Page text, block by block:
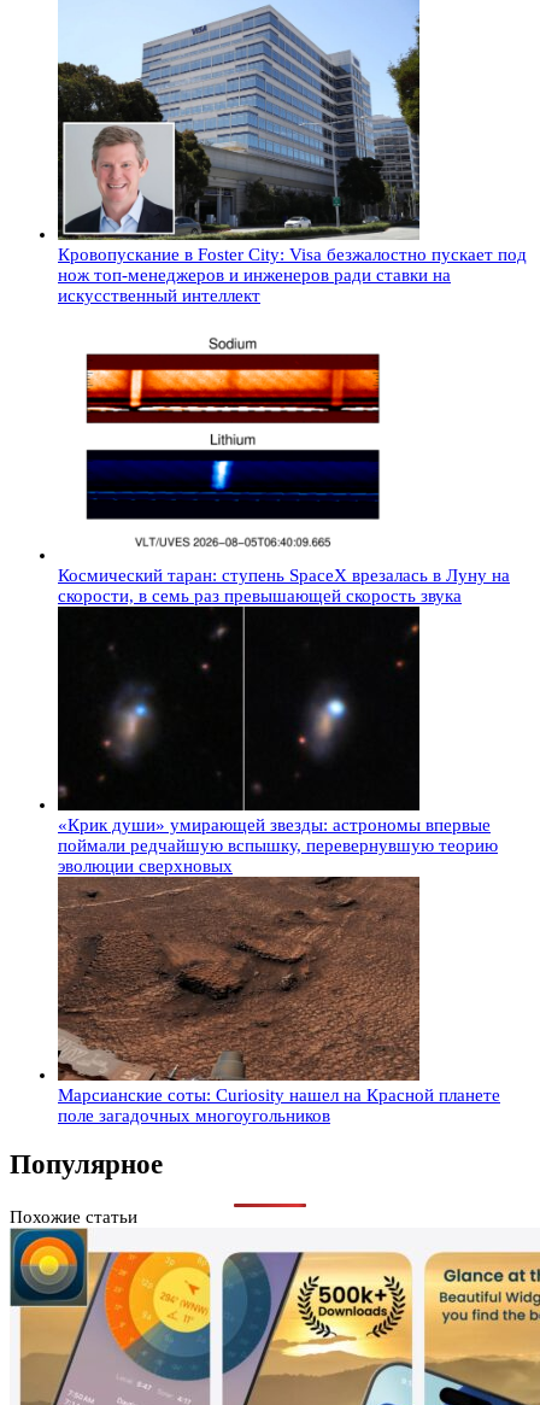
Кровопускание в Foster City: Visa безжалостно пускает под
нож топ-менеджеров и инженеров ради ставки на
искусственный интеллект
Космический таран: ступень SpaceX врезалась в Луну на
скорости, в семь раз превышающей скорость звука
«Крик души» умирающей звезды: астрономы впервые
поймали редчайшую вспышку, перевернувшую теорию
эволюции сверхновых
Марсианские соты: Curiosity нашел на Красной планете
поле загадочных многоугольников
Популярное
Похожие статьи